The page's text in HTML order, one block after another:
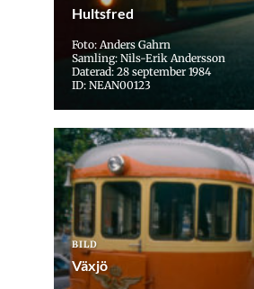
Hultsfred
Foto: Anders Gahrn
Samling: Nils-Erik Andersson
Daterad: 28 september 1984
ID: NEAN00123
BILD
Växjö